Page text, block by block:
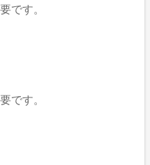
です。
です。